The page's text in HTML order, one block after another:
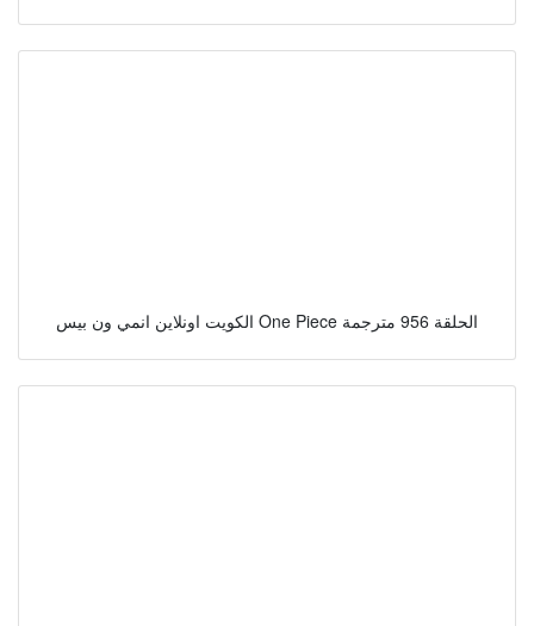
الكويت اونلاين انمي ون بيس One Piece الحلقة 956 مترجمة